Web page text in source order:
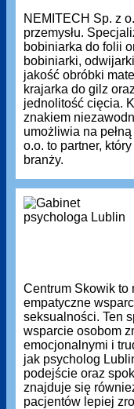
NEMITECH Sp. z
przemysłu.
bobiniarka do folii
bobiniarki,
jakość obróbki
krajarka do gilz
jednolitość cięcia.
znakiem
umożliwia na
o.o. to partner,
branży.
Centrum Skowik to
empatyczne
seksualności. Ten
wsparcie osobom
emocjonalnymi i
jak psycholog
podejście oraz
znajduje się
pacjentów lepiej